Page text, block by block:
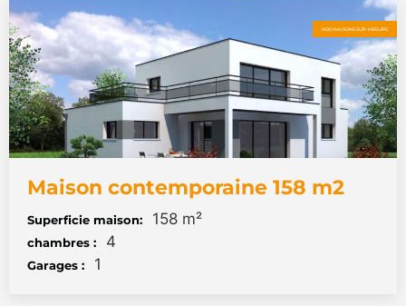
NOS MAISONS SUR-MESURE
Maison contemporaine 158 m2
Superficie maison: 158 m²
chambres : 4
Garages : 1